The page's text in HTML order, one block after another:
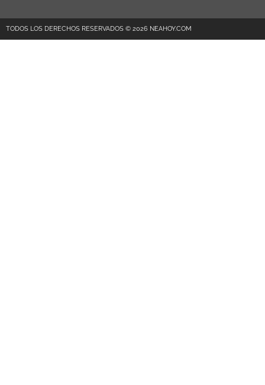
TODOS LOS DERECHOS RESERVADOS © 2026 NEAHOY.COM